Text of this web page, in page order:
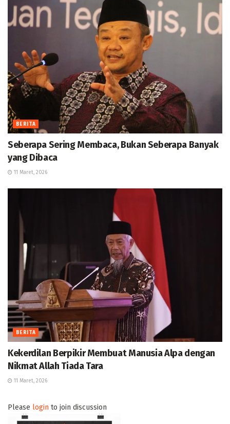
BERITA
Seberapa Sering Membaca, Bukan Seberapa Banyak
yang Dibaca
11 Maret, 2026
BERITA
Kekerdilan Berpikir Membuat Manusia Alpa dengan
Nikmat Allah Tiada Tara
11 Maret, 2026
Please login to join discussion